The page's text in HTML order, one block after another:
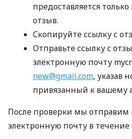
предоставляется
отзыв.
Скопируйте ссылку с
Отправьте ссылку с
электронную почту
new@gmail.com, указав
привязанный к вашему
После проверки мы
электронную почту в течение